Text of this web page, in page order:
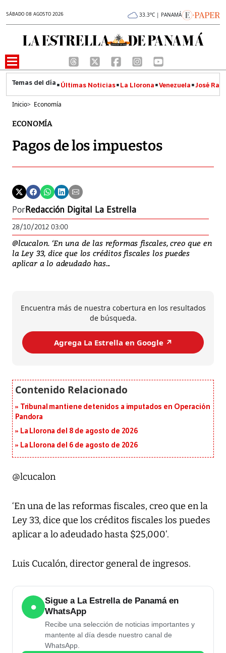
SÁBADO 08 AGOSTO 2026 33.3°C | PANAMÁ
Últimas Noticias La Llorona Venezuela José
Inicio> Economía
ECONOMÍA
Pagos de los impuestos
PorRedacción Digital La Estrella
28/10/2012 03:00
@lcucalon. ‘En una de las reformas fiscales, creo que en
la Ley 33, dice que los créditos fiscales los puedes
aplicar a lo adeudado has...
Encuentra más de nuestra cobertura en los resultados
de búsqueda.
Agrega La Estrella en Google ↗️
Tribunal mantiene detenidos a imputados en Operación
Pandora
La Llorona del 8 de agosto de 2026
La Llorona del 6 de agosto de 2026
@lcucalon
‘En una de las reformas fiscales, creo que en la
Ley 33, dice que los créditos fiscales los puedes
aplicar a lo adeudado hasta $25,000’.
Luis Cucalón, director general de ingresos.
●
Sigue a La Estrella de Panamá en
WhatsApp
Recibe una selección de noticias importantes y
mantente al día desde nuestro canal de
WhatsApp.